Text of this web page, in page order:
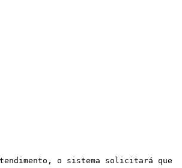
o sistema solicitará que